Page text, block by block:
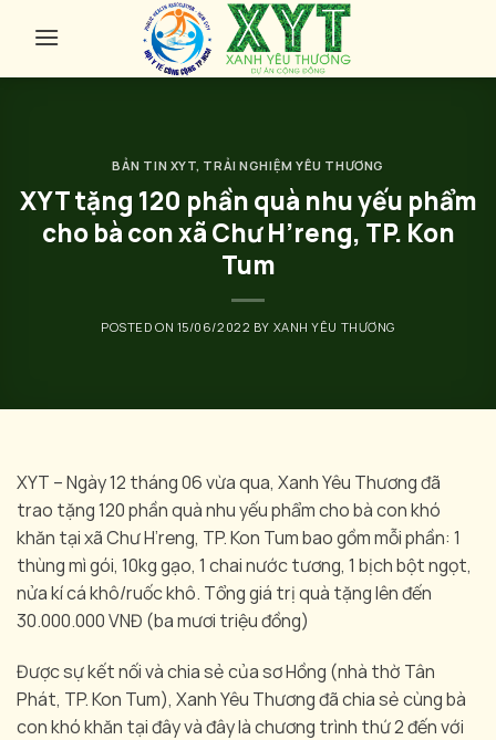
BẢN TIN XYT, TRẢI NGHIỆM YÊU THƯƠNG
XYT tặng 120 phần quà nhu yếu phẩm
cho bà con xã Chư H’reng, TP. Kon
Tum
POSTED ON 15/06/2022 BY XANH YÊU THƯƠNG
XYT – Ngày 12 tháng 06 vừa qua, Xanh Yêu Thương đã
trao tặng 120 phần quà nhu yếu phẩm cho bà con khó
khăn tại xã Chư H’reng, TP. Kon Tum bao gồm mỗi phần: 1
thùng mì gói, 10kg gạo, 1 chai nước tương, 1 bịch bột ngọt,
nửa kí cá khô/ruốc khô. Tổng giá trị quà tặng lên đến
30.000.000 VNĐ (ba mươi triệu đồng)
Được sự kết nối và chia sẻ của sơ Hồng (nhà thờ Tân
Phát, TP. Kon Tum), Xanh Yêu Thương đã chia sẻ cùng bà
con khó khăn tại đây và đây là chương trình thứ 2 đến với